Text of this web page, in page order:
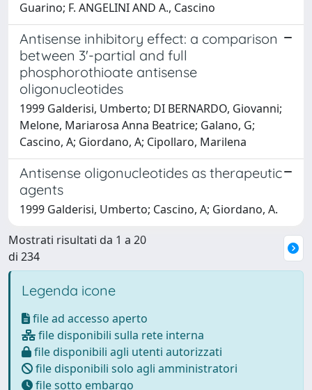
Guarino; F. ANGELINI AND A., Cascino
Antisense inhibitory effect: a comparison
between 3'-partial and full
phosphorothioate antisense
oligonucleotides
1999 Galderisi, Umberto; DI BERNARDO, Giovanni;
Melone, Mariarosa Anna Beatrice; Galano, G;
Cascino, A; Giordano, A; Cipollaro, Marilena
Antisense oligonucleotides as therapeutic
agents
1999 Galderisi, Umberto; Cascino, A; Giordano, A.
Mostrati risultati da 1 a 20
di 234
Legenda icone
file ad accesso aperto
file disponibili sulla rete interna
file disponibili agli utenti autorizzati
file disponibili solo agli amministratori
file sotto embargo